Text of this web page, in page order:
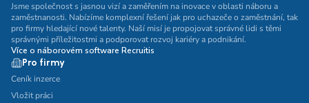
Jsme společnost s jasnou vizí a zaměřením na inovace v oblasti náboru a
zaměstnanosti. Nabízíme komplexní řešení jak pro uchazeče o zaměstnání, tak
pro firmy hledající nové talenty. Naší misí je propojovat správné lidi s těmi
správnými příležitostmi a podporovat rozvoj kariéry a podnikání.
Více o náborovém software Recruitis
Pro firmy
Ceník inzerce
Vložit práci